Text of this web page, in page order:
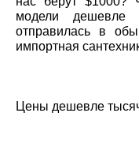
модели
отправилась в
импортная
Цены дешевле